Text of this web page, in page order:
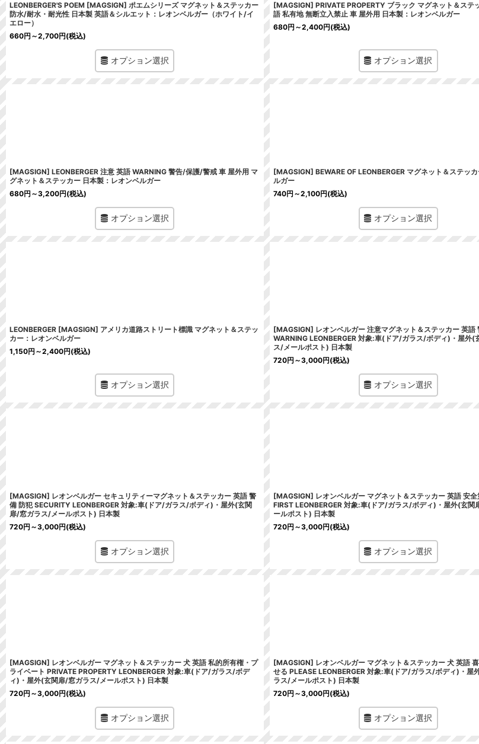
LEONBERGER'S POEM [MAGSIGN] ポエムシリーズ マグネット＆ステッカー
防水/耐水・耐光性 日本製 英語＆シルエット：レオンベルガー（ホワイト/イ
エロー）
660円 ～2,700円(税込)
オプション選択
[MAGSIGN] PRIVATE PROPERTY ブラック マグネット＆ステ
語 私有地 無断立入禁止 車 屋外用 日本製：レオンベルガー
680円 ～2,400円(税込)
オプション選択
[MAGSIGN] LEONBERGER 注意 英語 WARNING 警告/保護/警戒 車 屋外用 マ
グネット＆ステッカー 日本製：レオンベルガー
680円 ～3,200円(税込)
オプション選択
[MAGSIGN] BEWARE OF LEONBERGER マグネット＆ステッ
ルガー
740円 ～2,100円(税込)
オプション選択
LEONBERGER [MAGSIGN] アメリカ道路ストリート標識 マグネット＆ステッ
カー：レオンベルガー
1,150円 ～2,400円(税込)
オプション選択
[MAGSIGN] レオンベルガー 注意マグネット＆ステッカー 英語
WARNING LEONBERGER 対象:車(ドア/ガラス/ボディ)・屋外(
ス/メールポスト) 日本製
720円 ～3,000円(税込)
オプション選択
[MAGSIGN] レオンベルガー セキュリティーマグネット＆ステッカー 英語 警
備 防犯 SECURITY LEONBERGER 対象:車(ドア/ガラス/ボディ)・屋外(玄関
扉/窓ガラス/メールポスト) 日本製
720円 ～3,000円(税込)
オプション選択
[MAGSIGN] レオンベルガー マグネット＆ステッカー 英語 安
FIRST LEONBERGER 対象:車(ドア/ガラス/ボディ)・屋外(玄関
ールポスト) 日本製
720円 ～3,000円(税込)
オプション選択
[MAGSIGN] レオンベルガー マグネット＆ステッカー 犬 英語 私的所有権・プ
ライベート PRIVATE PROPERTY LEONBERGER 対象:車(ドア/ガラス/ボデ
ィ)・屋外(玄関扉/窓ガラス/メールポスト) 日本製
720円 ～3,000円(税込)
オプション選択
[MAGSIGN] レオンベルガー マグネット＆ステッカー 犬 英語
せる PLEASE LEONBERGER 対象:車(ドア/ガラス/ボディ)・屋
ラス/メールポスト) 日本製
720円 ～3,000円(税込)
オプション選択